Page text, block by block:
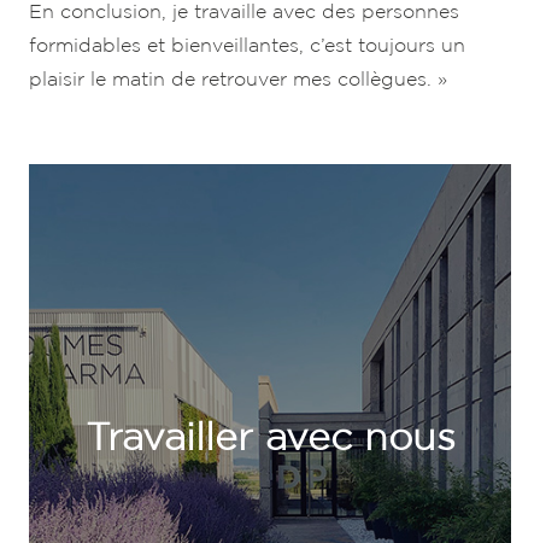
En conclusion, je travaille avec des personnes
formidables et bienveillantes, c’est toujours un
plaisir le matin de retrouver mes collègues. »
Travailler avec nous